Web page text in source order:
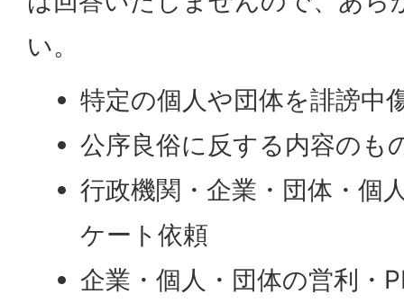
い。
特定の個人や団体を誹謗中
公序良俗に反する内容のも
行政機関・企業・団体・個
ケート依頼
企業・個人・団体の営利・